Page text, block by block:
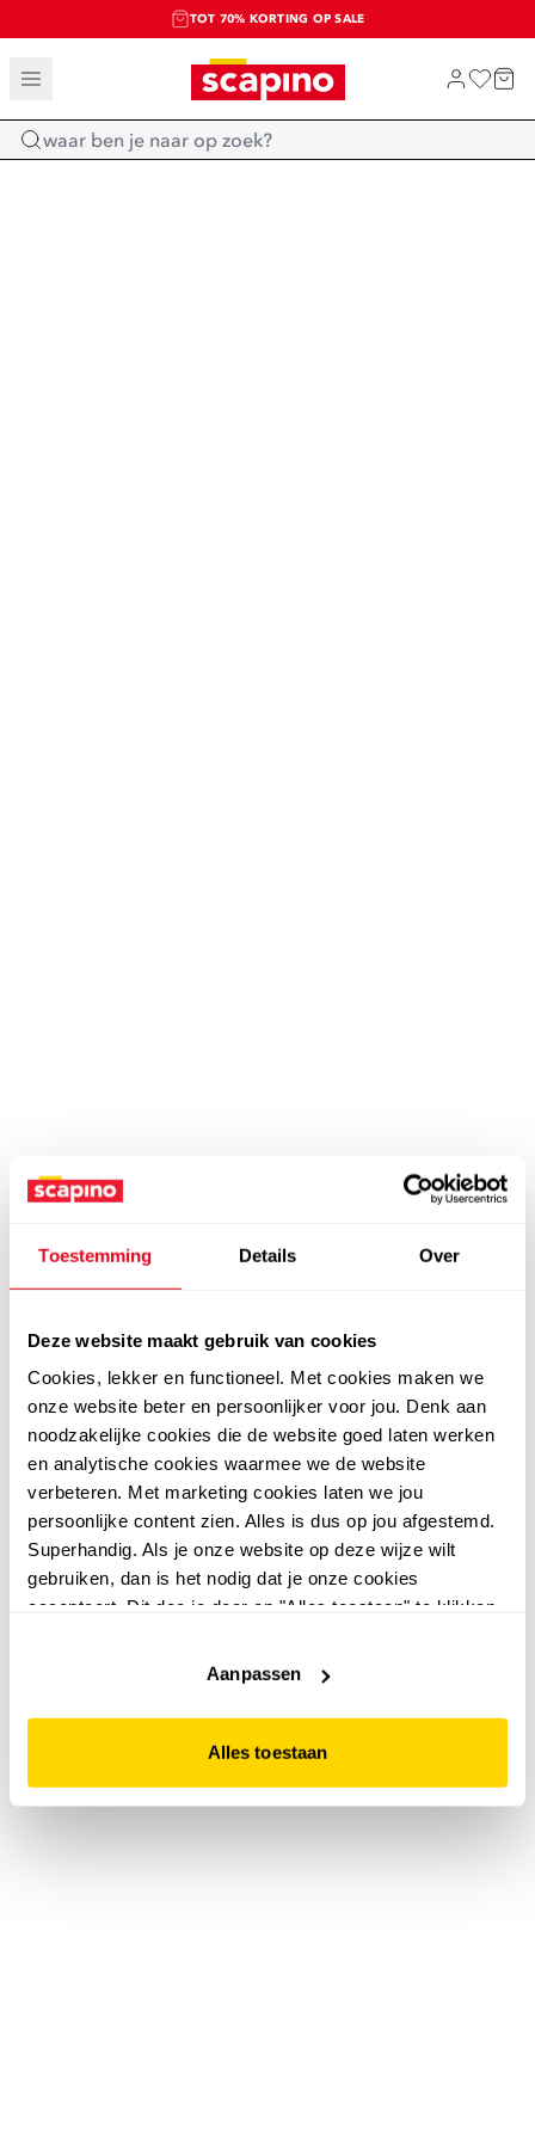
Toestemming Details Over
Deze website maakt gebruik van cookies
Cookies, lekker en functioneel. Met cookies maken we
onze website beter en persoonlijker voor jou. Denk aan
noodzakelijke cookies die de website goed laten werken
en analytische cookies waarmee we de website
verbeteren. Met marketing cookies laten we jou
persoonlijke content zien. Alles is dus op jou afgestemd.
Superhandig. Als je onze website op deze wijze wilt
gebruiken, dan is het nodig dat je onze cookies
accepteert. Dit doe je door op "Alles toestaan" te klikken.
website niet optimaal functioneert.
Aanpassen
Alles toestaan
TOT 70% KORTING OP SALE
SALE: LAATSTE KANS!
SHOP NIEUW
Home